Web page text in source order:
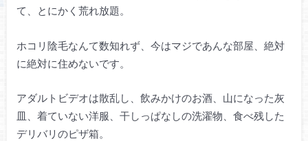
て、とにかく荒れ放題。
ホコリ陰毛なんて数知れず、今はマジであんな部屋、絶対
に絶対に住めないです。
アダルトビデオは散乱し、飲みかけのお酒、山になった灰
皿、着ていない洋服、干しっぱなしの洗濯物、食べ残した
デリバリのピザ箱。